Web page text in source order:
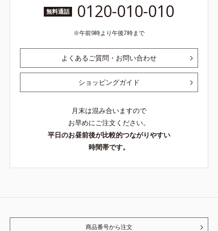
無料通話 0120-010-010
午前9時より午後7時まで
よくあるご質問・お問い合わせ
ショッピングガイド
月末は混み合いますので
お早めにご注文ください。
平日のお昼前後が比較的つながりやすい
時間帯です。
商品番号から注文